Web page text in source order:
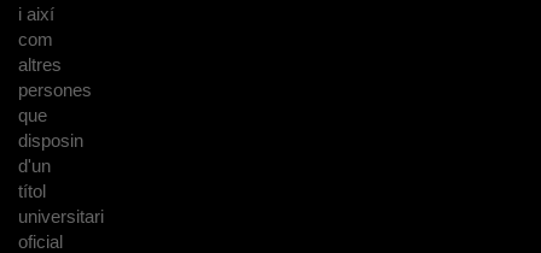
i així
com
altres
persones
que
disposin
d'un
títol
universitari
oficial